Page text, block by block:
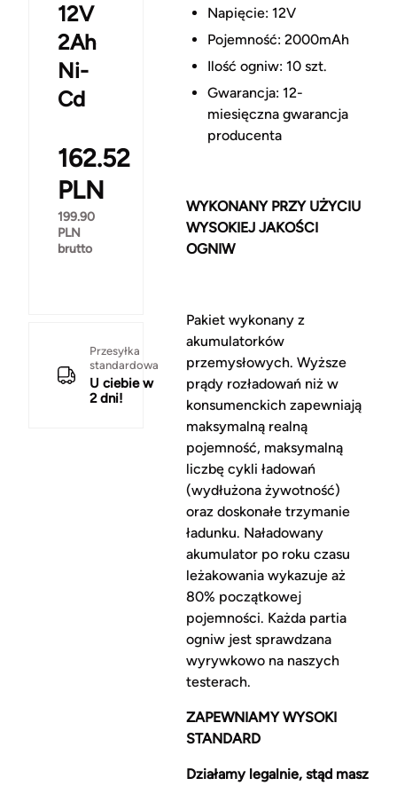
12V
2Ah
Ni-
Cd
162.52
PLN
199.90
PLN
brutto
Przesyłka
standardowa
U ciebie w
2 dni!
Napięcie: 12V
Pojemność: 2000mAh
Ilość ogniw: 10 szt.
Gwarancja: 12-
miesięczna gwarancja
producenta
WYKONANY PRZY UŻYCIU
WYSOKIEJ JAKOŚCI
OGNIW
Pakiet wykonany z
akumulatorków
przemysłowych. Wyższe
prądy rozładowań niż w
konsumenckich zapewniają
maksymalną realną
pojemność, maksymalną
liczbę cykli ładowań
(wydłużona żywotność)
oraz doskonałe trzymanie
ładunku. Naładowany
akumulator po roku czasu
leżakowania wykazuje aż
80% początkowej
pojemności. Każda partia
ogniw jest sprawdzana
wyrywkowo na naszych
testerach.
ZAPEWNIAMY WYSOKI
STANDARD
Działamy legalnie, stąd masz